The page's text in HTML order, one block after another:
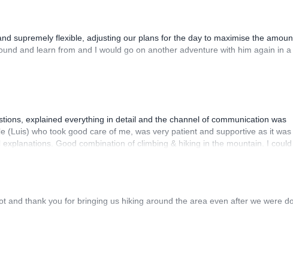
supremely flexible, adjusting our plans for the day to maximise the
and learn from and I would go on another adventure with him again in a
explained everything in detail and the channel of communication was
(Luis) who took good care of me, was very patient and supportive as it was
Good combination of climbing & hiking in the mountain. I
and thank you for bringing us hiking around the area even after we were